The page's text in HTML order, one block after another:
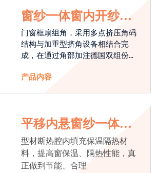
窗纱一体窗内开纱外
开系统
门窗框扇组角，采用多点挤压角码
结构与加重型挤角设备相结合完
成，在通过角部加注德国双组份胶
强度，促使窗使用寿命提升5-10
产品内容
平移内悬窗纱一体系
统
型材断热腔内填充保温隔热材
料，提高窗保温、隔热性能，真
正做到节能、合理